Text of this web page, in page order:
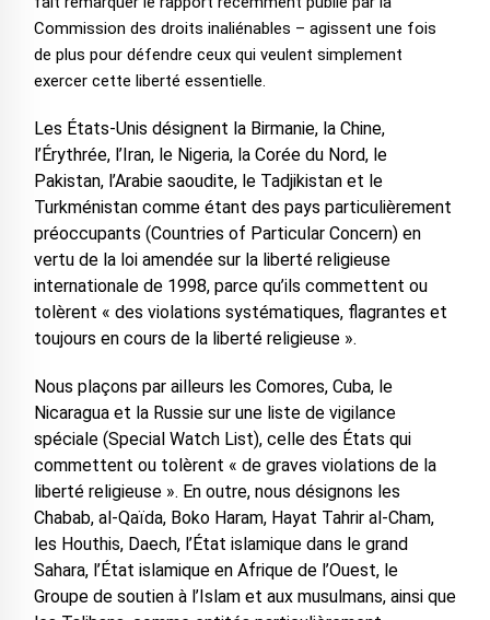
Commission des droits inaliénables – agissent une fois
de plus pour défendre ceux qui veulent simplement
exercer cette liberté essentielle.
Les États-Unis désignent la Birmanie, la Chine,
l’Érythrée, l’Iran, le Nigeria, la Corée du Nord, le
Pakistan, l’Arabie saoudite, le Tadjikistan et le
Turkménistan comme étant des pays particulièrement
préoccupants (Countries of Particular Concern) en
vertu de la loi amendée sur la liberté religieuse
internationale de 1998, parce qu’ils commettent ou
tolèrent « des violations systématiques, flagrantes et
toujours en cours de la liberté religieuse ».
Nous plaçons par ailleurs les Comores, Cuba, le
Nicaragua et la Russie sur une liste de vigilance
spéciale (Special Watch List), celle des États qui
commettent ou tolèrent « de graves violations de la
liberté religieuse ». En outre, nous désignons les
Chabab, al-Qaïda, Boko Haram, Hayat Tahrir al-Cham,
les Houthis, Daech, l’État islamique dans le grand
Sahara, l’État islamique en Afrique de l’Ouest, le
Groupe de soutien à l’Islam et aux musulmans, ainsi que